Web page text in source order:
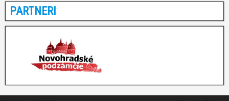
PARTNERI